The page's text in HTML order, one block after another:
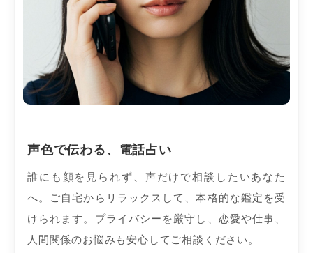
声色で伝わる、電話占い
誰にも顔を見られず、声だけで相談したいあなた
へ。ご自宅からリラックスして、本格的な鑑定を受
けられます。プライバシーを厳守し、恋愛や仕事、
人間関係のお悩みも安心してご相談ください。